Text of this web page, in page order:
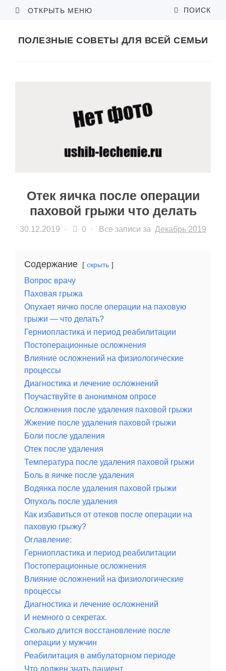
ОТКРЫТЬ МЕНЮ ПОИСК
ПОЛЕЗНЫЕ СОВЕТЫ ДЛЯ ВСЕЙ СЕМЬИ
Отек яичка после операции
паховой грыжи что делать
30.12.2019 · 0 · Все записи за Декабрь 2019
Содержание скрыть
Вопрос врачу
Паховая грыжа
Опухает яичко после операции на паховую
грыжи — что делать?
Герниопластика и период реабилитации
Постоперационные осложнения
Влияние осложнений на физиологические
процессы
Диагностика и лечение осложнений
Поучаствуйте в анонимном опросе
Осложнения после удаления паховой грыжи
Жжение после удаления паховой грыжи
Боли после удаления
Отек после удаления
Температура после удаления паховой грыжи
Боль в яичке после удаления
Водянка после удаления паховой грыжи
Опухоль после удаления
Как избавиться от отеков после операции на
паховую грыжу?
Оглавление:
Герниопластика и период реабилитации
Постоперационные осложнения
Влияние осложнений на физиологические
процессы
Диагностика и лечение осложнений
И немного о секретах.
Сколько длится восстановление после
операции у мужчин
Реабилитация в амбулаторном периоде
Что должен знать пациент